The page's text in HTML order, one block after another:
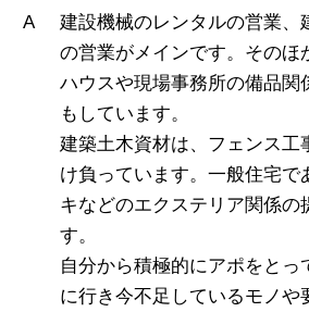
建設機械のレンタルの営業、
の営業がメインです。そのほ
ハウスや現場事務所の備品関
もしています。
建築土木資材は、フェンス工
け負っています。一般住宅で
キなどのエクステリア関係の
す。
自分から積極的にアポをとっ
に行き今不足しているモノや